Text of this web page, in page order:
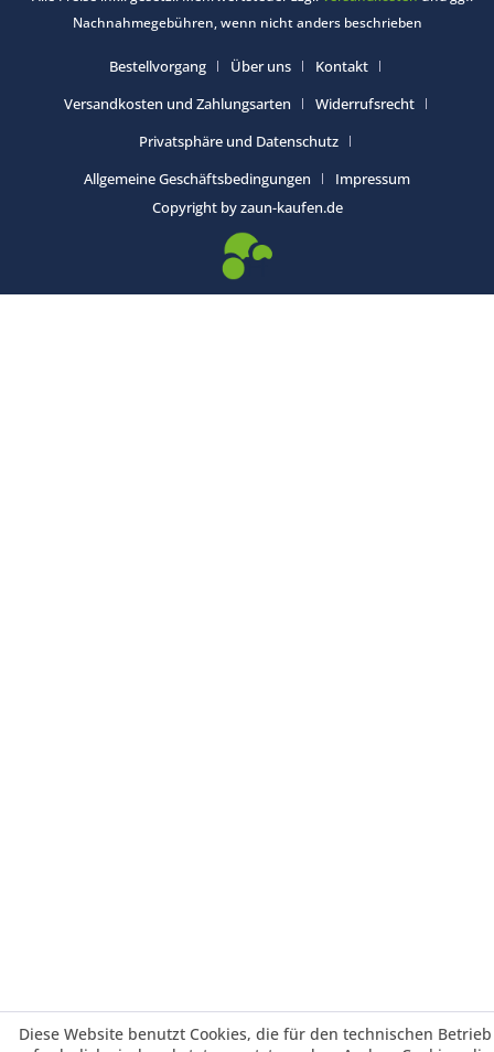
Nachnahmegebühren, wenn nicht anders beschrieben
Bestellvorgang Über uns
Kontakt
Versandkosten und Zahlungsarten
Widerrufsrecht
Privatsphäre und Datenschutz
Allgemeine Geschäftsbedingungen
Impressum
Copyright by zaun-kaufen.de
Diese Website benutzt Cookies, die für den technischen